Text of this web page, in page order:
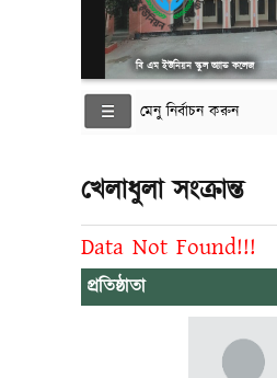
বি এম ইউনিয়ন স্কুল অ্যান্ড কলেজ
মেনু নির্বাচন করুন
খেলাধুলা সংক্রান্ত
Data Not Found!!!
প্রতিষ্ঠাতা